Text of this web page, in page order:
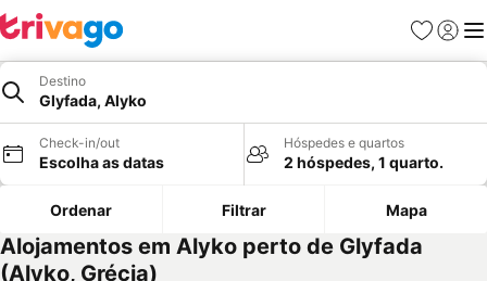
Favoritos
Iniciar
Destino
Glyfada, Alyko
Check-in/out
Escolha as datas
Hóspedes e quartos
2 hóspedes, 1 quarto.
Ordenar Filtrar Mapa
Alojamentos em Alyko perto de Glyfada
(Alyko, Grécia)